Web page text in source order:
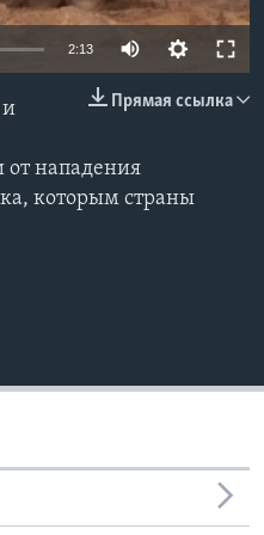
2:13
Прямая ссылка
и
нападения
которым страны